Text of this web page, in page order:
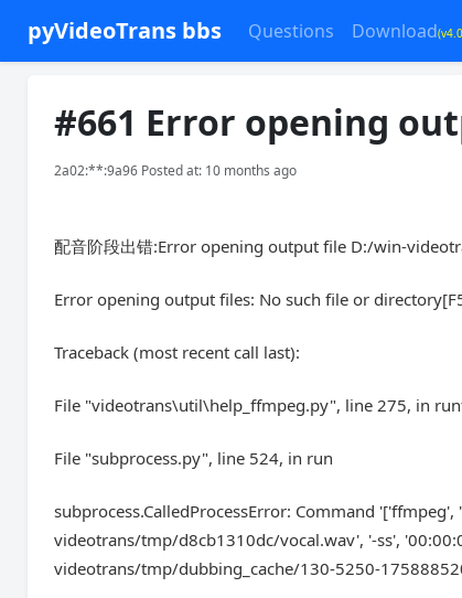
pyVideoTrans bbs Questions Download
#661 Error opening
2a02:**:9a96 Posted at: 10 months ago
配音阶段出错:Error opening output file D:/win-
Error opening output files: No such file or
Traceback (most recent call last):
File "videotrans\util\help_ffmpeg.py", line 275, in
File "subprocess.py", line 524, in run
subprocess.CalledProcessError: Command
videotrans/tmp/d8cb1310dc/vocal.wav', '-ss',
videotrans/tmp/dubbing_cache/130-5250-